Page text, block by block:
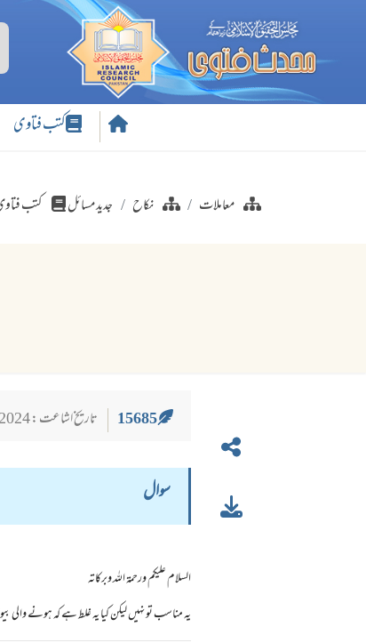
کتب فتاوی
معاملات نکاح جدید مسائل کتب
15685 تاریخ اشاعت : 2024-05-25
سوال
السلام عليكم ورحمة الله وبركاته
یہ مناسب تو نہیں لیکن کیا یہ غلط ہے کہ ہونے والی